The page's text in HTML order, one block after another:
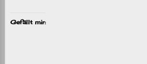
Gefällt mir: